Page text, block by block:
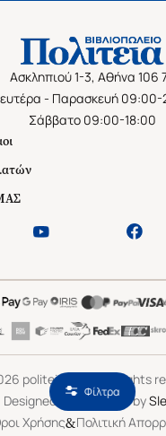
Φίλτρα
Ασκληπιού 1-3, Αθήνα 106
- Παρασκευή 09:00-
Σάββατο 09:00-18:00
politeianet.gr All rights
Designed & Developed by
Χρήσης&Πολιτική